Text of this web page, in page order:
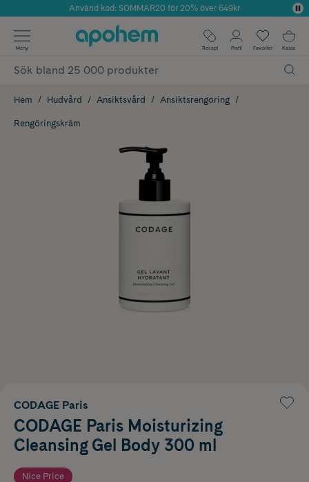
Årets Butik 2025 inom Skönhet
Använd kod: SOMMAR20 för 20% över 649kr
✓ Fri frakt
✓ Poäng på alla köp*
Meny Recept Profil Favoriter Kassa
Hem Hudvård Ansiktsvård Ansiktsrengöring
Rengöringskräm
CODAGE Paris
CODAGE Paris Moisturizing
Cleansing Gel Body 300 ml
Nice Price